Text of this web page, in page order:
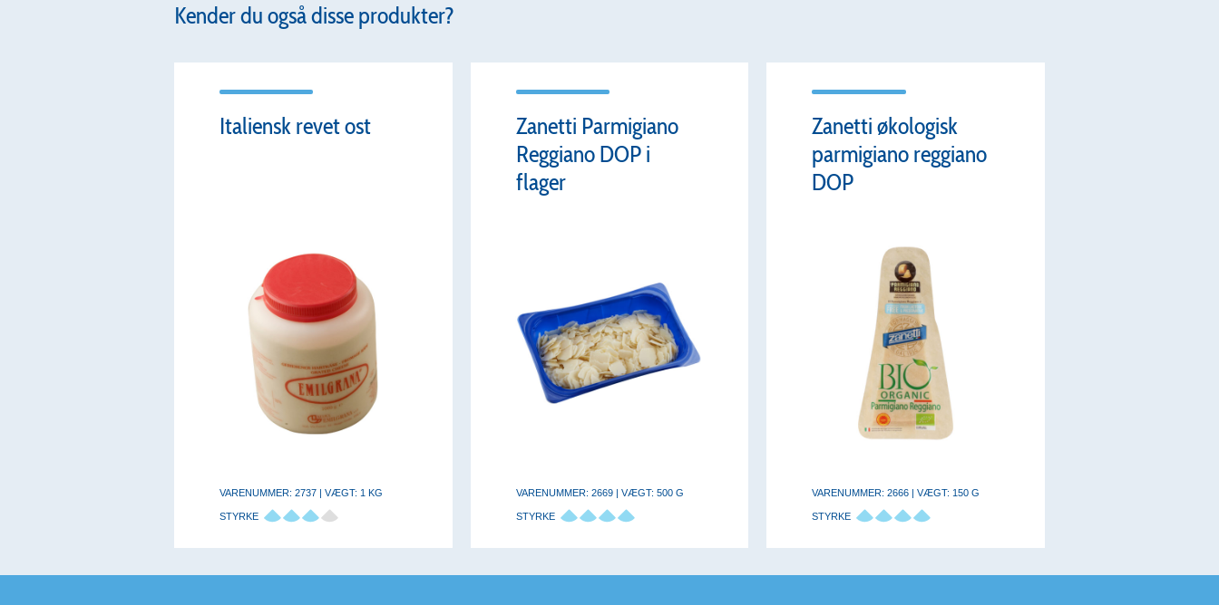
Kender du også disse produkter?
Italiensk revet ost
VARENUMMER: 2737 | VÆGT: 1 KG
STYRKE
Zanetti Parmigiano
Reggiano DOP i
flager
VARENUMMER: 2669 | VÆGT: 500 G
STYRKE
Zanetti økologisk
parmigiano reggiano
DOP
VARENUMMER: 2666 | VÆGT: 150 G
STYRKE